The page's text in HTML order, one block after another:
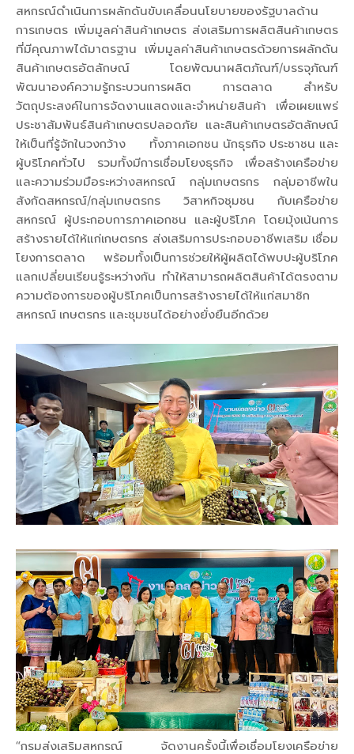
สหกรณ์ดำเนินการผลักดันขับเคลื่อนนโยบายของรัฐบาลด้าน
การเกษตร เพิ่มมูลค่าสินค้าเกษตร ส่งเสริมการผลิตสินค้าเกษตร
ที่มีคุณภาพได้มาตรฐาน เพิ่มมูลค่าสินค้าเกษตรด้วยการผลักดัน
สินค้าเกษตรอัตลักษณ์ โดยพัฒนาผลิตภัณฑ์/บรรจุภัณฑ์
พัฒนาองค์ความรู้กระบวนการผลิต การตลาด สำหรับ
วัตถุประสงค์ในการจัดงานแสดงและจำหน่ายสินค้า เพื่อเผยแพร่
ประชาสัมพันธ์สินค้าเกษตรปลอดภัย และสินค้าเกษตรอัตลักษณ์
ให้เป็นที่รู้จักในวงกว้าง ทั้งภาคเอกชน นักธุรกิจ ประชาชน และ
ผู้บริโภคทั่วไป รวมทั้งมีการเชื่อมโยงธุรกิจ เพื่อสร้างเครือข่าย
และความร่วมมือระหว่างสหกรณ์ กลุ่มเกษตรกร กลุ่มอาชีพใน
สังกัดสหกรณ์/กลุ่มเกษตรกร วิสาหกิจชุมชน กับเครือข่าย
สหกรณ์ ผู้ประกอบการภาคเอกชน และผู้บริโภค โดยมุ้งเน้นการ
สร้างรายได้ให้แก่เกษตรกร ส่งเสริมการประกอบอาชีพเสริม เชื่อม
โยงการตลาด พร้อมทั้งเป็นการช่วยให้ผู้ผลิตได้พบปะผู้บริโภค
แลกเปลี่ยนเรียนรู้ระหว่างกัน ทำให้สามารถผลิตสินค้าได้ตรงตาม
ความต้องการของผู้บริโภคเป็นการสร้างรายได้ให้แก่สมาชิก
สหกรณ์ เกษตรกร และชุมชนได้อย่างยั่งยืนอีกด้วย
“กรมส่งเสริมสหกรณ์ จัดงานครั้งนี้เพื่อเชื่อมโยงเครือข่าย